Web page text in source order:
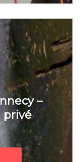
–
privé